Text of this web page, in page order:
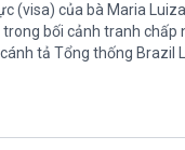
(visa) của bà Maria
bối cảnh tranh chấp
tả Tổng thống Brazil